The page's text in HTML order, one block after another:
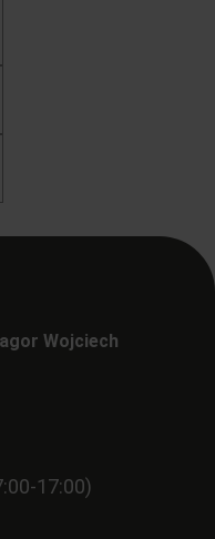
Wojciech
17:00)